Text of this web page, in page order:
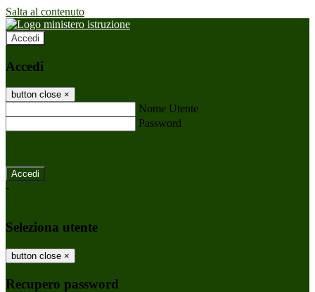
Salta al contenuto
Accedi
Accedi
button close ×
Nome Utente
Password
-
Seleziona utente
button close ×
Recupero password